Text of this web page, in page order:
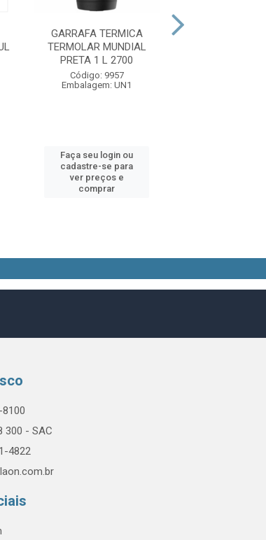
GARRAFA TERMICA
TERMOLAR MUNDIAL
PRETA 1 L 2700
Código: 9957
Embalagem: UN1
Faça seu login ou
cadastre-se para
ver preços e
comprar
300 - SAC
4822